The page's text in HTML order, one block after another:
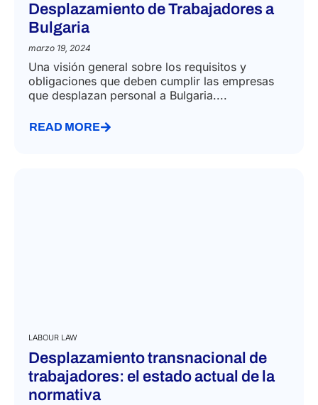
Desplazamiento de Trabajadores a
Bulgaria
marzo 19, 2024
Una visión general sobre los requisitos y
obligaciones que deben cumplir las empresas
que desplazan personal a Bulgaria....
READ MORE
LABOUR LAW
Desplazamiento transnacional de
trabajadores: el estado actual de la
normativa